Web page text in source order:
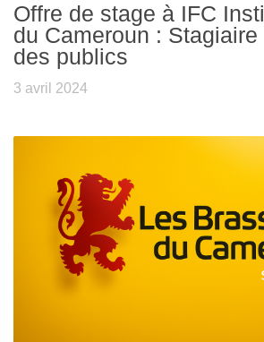
Offre de stage à IFC
du Cameroun : Stagiaire
des publics
3 avril 2024